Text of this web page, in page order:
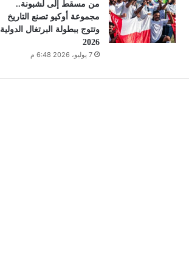
من مسقط إلى لشبونة..
مجموعة أوكيو تصنع التاريخ
وتتوج ببطولة البرتغال الدولية
2026
7 يوليو، 2026 6:48 م